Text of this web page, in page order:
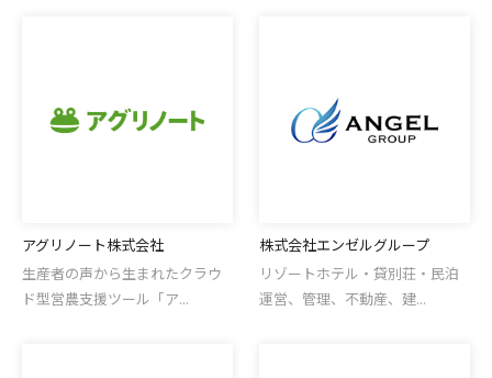
アグリノート株式会社
生産者の声から生まれたクラウ
ド型営農支援ツール「ア...
株式会社エンゼルグループ
リゾートホテル・貸別荘・民泊
運営、管理、不動産、建...